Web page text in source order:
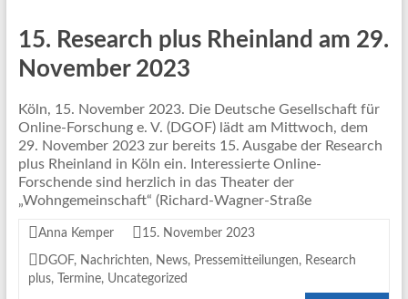
15. Research plus Rheinland am 29.
November 2023
Köln, 15. November 2023. Die Deutsche Gesellschaft für
Online-Forschung e. V. (DGOF) lädt am Mittwoch, dem
29. November 2023 zur bereits 15. Ausgabe der Research
plus Rheinland in Köln ein. Interessierte Online-
Forschende sind herzlich in das Theater der
„Wohngemeinschaft“ (Richard-Wagner-Straße
Anna Kemper 15. November 2023
DGOF, Nachrichten, News, Pressemitteilungen, Research
plus, Termine, Uncategorized